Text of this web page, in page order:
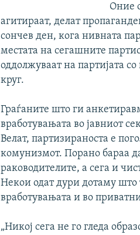
Оние
агитираат, делат
сончев ден, кога нивната
местата на сегашните
оддолжуваат на партијата
круг.
Граѓаните што ги
вработувањата во јавниот
Велат, партизираноста е
комунизмот. Порано бараа
раководителите, а сега и
Некои одат дури дотаму што
вработувањата и во
„Никој сега не го гледа